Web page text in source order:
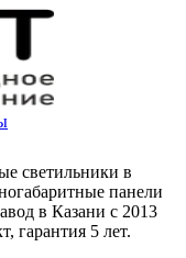
светильники в
панели
в Казани с 2013
гарантия 5 лет.